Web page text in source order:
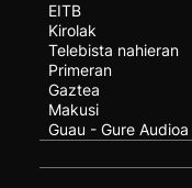
EITB
Kirolak
Telebista nahieran
Primeran
Gaztea
Makusi
Guau - Gure Audioa